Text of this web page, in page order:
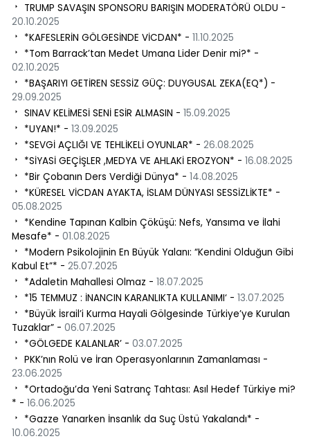
TRUMP SAVAŞIN SPONSORU BARIŞIN MODERATÖRÜ OLDU -
20.10.2025
*KAFESLERİN GÖLGESİNDE VİCDAN* - 11.10.2025
*Tom Barrack’tan Medet Umana Lider Denir mi?* -
02.10.2025
*BAŞARIYI GETİREN SESSİZ GÜÇ: DUYGUSAL ZEKA(EQ*) -
29.09.2025
SINAV KELİMESİ SENİ ESİR ALMASIN - 15.09.2025
*UYAN!* - 13.09.2025
*SEVGİ AÇLIĞI VE TEHLİKELİ OYUNLAR* - 26.08.2025
*SİYASİ GEÇİŞLER ,MEDYA VE AHLAKİ EROZYON* - 16.08.2025
​ *Bir Çobanın Ders Verdiği Dünya* - 14.08.2025
*KÜRESEL VİCDAN AYAKTA, İSLAM DÜNYASI SESSİZLİKTE* -
05.08.2025
*Kendine Tapınan Kalbin Çöküşü: Nefs, Yansıma ve İlahi
Mesafe* - 01.08.2025
*Modern Psikolojinin En Büyük Yalanı: “Kendini Olduğun Gibi
Kabul Et”* - 25.07.2025
*Adaletin Mahallesi Olmaz - 18.07.2025
*15 TEMMUZ : İNANCIN KARANLIKTA KULLANIMI‘ - 13.07.2025
*Büyük İsrail’i Kurma Hayali Gölgesinde Türkiye’ye Kurulan
Tuzaklar” - 06.07.2025
*GÖLGEDE KALANLAR’ - 03.07.2025
PKK’nın Rolü ve İran Operasyonlarının Zamanlaması -
23.06.2025
*Ortadoğu’da Yeni Satranç Tahtası: Asıl Hedef Türkiye mi?
* - 16.06.2025
*Gazze Yanarken İnsanlık da Suç Üstü Yakalandı* -
10.06.2025